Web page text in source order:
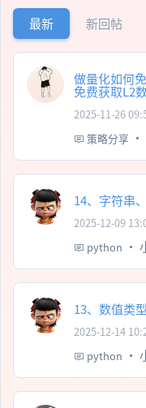
最新 新回帖
做量化如何
免费获取L2
2025-11-26
策略分享 ·
14、字符串
2025-12-09
python ·
13、数值类型
2025-12-14
python ·